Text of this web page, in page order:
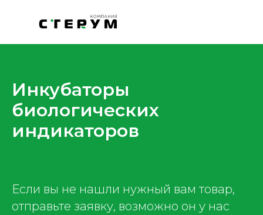
Инкубаторы
биологических
индикаторов
Если вы не нашли нужный вам товар,
отправьте заявку, возможно он у нас